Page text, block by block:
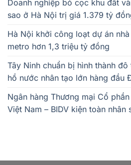
Doanh nghiệp bỏ cọc khu đất
sao ở Hà Nội trị giá 1.379 tỷ
Hà Nội khởi công loạt dự án
metro hơn 1,3 triệu tỷ đồng
Tây Ninh chuẩn bị hình thành
hồ nước nhân tạo lớn hàng đầu
Ngân hàng Thương mại Cổ
Việt Nam – BIDV kiện toàn nhân